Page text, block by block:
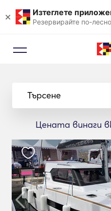
× Изтеглете
Резервирайте по-лесно
Търсене
Цената винаги